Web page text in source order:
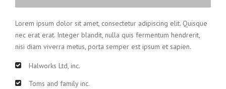
Lorem ipsum dolor sit amet, consectetur adipiscing elit. Quisque
nec erat erat. Integer blandit, nulla quis fermentum hendrerit,
nisi diam viverra metus, porta semper est ipsum et sapien.
Halworks Ltd, inc.
Toms and family inc.